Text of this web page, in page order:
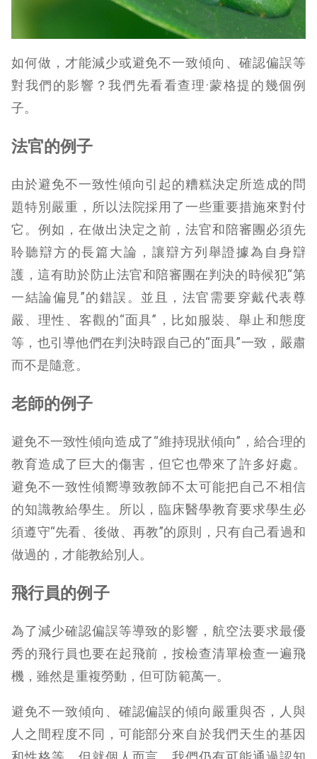
如何做，才能減少或避免不一致傾向、確認偏誤等
對我們的影響？我們先看看查理·蒙格提的幾個例
子。
法官的例子
由於避免不一致性傾向引起的糟糕決定所造成的問
題特別嚴重，所以法院採用了一些重要措施來對付
它。例如，在做出決定之前，法官和陪審團必須先
聆聽辯方的長篇大論，讓辯方列舉證據為自身辯
護，這有助於防止法官和陪審團在判決的時候犯“第
一結論偏見”的錯誤。並且，法官需要穿戴代表尊
嚴、理性、客觀的“面具”，比如服裝、舉止和態度
等，也引導他們在判決時跟自己的“面具”一致，嚴肅
而不是隨意。
老師的例子
避免不一致性傾向造成了“維持現狀傾向”，給合理的
教育造成了巨大的傷害，但它也帶來了許多好處。
避免不一致性傾嚮導致教師不太可能把自己不相信
的知識教給學生。所以，臨床醫學教育要求學生必
須遵守“先看、後做、再教”的原則，只有自己看過和
做過的，才能教給別人。
飛行員的例子
為了減少確認偏誤等導致的影響，航空法要求最優
秀的飛行員也要在起飛前，按檢查清單檢查一遍飛
機，雖然是重複勞動，但可防範萬一。
避免不一致傾向、確認偏誤的傾向嚴重與否，人與
人之間程度不同，可能部分來自於我們天生的基因